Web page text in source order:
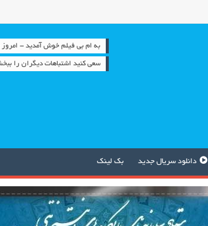
به ام بی فیلم خوش آمدید - امروز : شنبه ۱۷
سعی کنید اشتباهات دیگران را
دانلود سریال جدید بک لینک